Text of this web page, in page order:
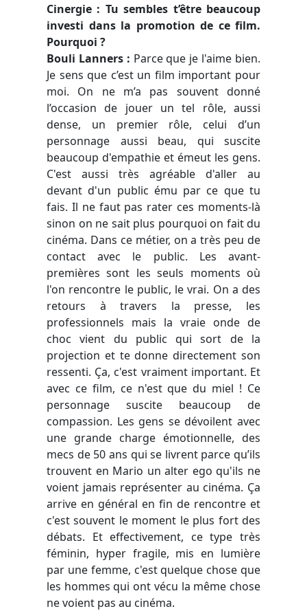
Cinergie : Tu sembles t’être beaucoup
investi dans la promotion de ce film.
Pourquoi ?
Bouli Lanners : Parce que je l'aime bien.
Je sens que c’est un film important pour
moi. On ne m’a pas souvent donné
l’occasion de jouer un tel rôle, aussi
dense, un premier rôle, celui d’un
personnage aussi beau, qui suscite
beaucoup d'empathie et émeut les gens.
C'est aussi très agréable d'aller au
devant d'un public ému par ce que tu
fais. Il ne faut pas rater ces moments-là
sinon on ne sait plus pourquoi on fait du
cinéma. Dans ce métier, on a très peu de
contact avec le public. Les avant-
premières sont les seuls moments où
l'on rencontre le public, le vrai. On a des
retours à travers la presse, les
professionnels mais la vraie onde de
choc vient du public qui sort de la
projection et te donne directement son
ressenti. Ça, c'est vraiment important. Et
avec ce film, ce n'est que du miel ! Ce
personnage suscite beaucoup de
compassion. Les gens se dévoilent avec
une grande charge émotionnelle, des
mecs de 50 ans qui se livrent parce qu’ils
trouvent en Mario un alter ego qu'ils ne
voient jamais représenter au cinéma. Ça
arrive en général en fin de rencontre et
c'est souvent le moment le plus fort des
débats. Et effectivement, ce type très
féminin, hyper fragile, mis en lumière
par une femme, c'est quelque chose que
les hommes qui ont vécu la même chose
ne voient pas au cinéma.